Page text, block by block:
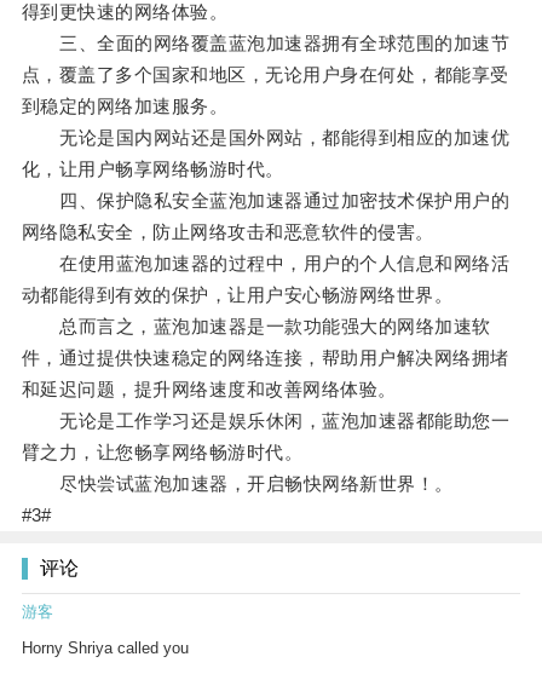
得到更快速的网络体验。
三、全面的网络覆盖蓝泡加速器拥有全球范围的加速节
点，覆盖了多个国家和地区，无论用户身在何处，都能享受
到稳定的网络加速服务。
无论是国内网站还是国外网站，都能得到相应的加速优
化，让用户畅享网络畅游时代。
四、保护隐私安全蓝泡加速器通过加密技术保护用户的
网络隐私安全，防止网络攻击和恶意软件的侵害。
在使用蓝泡加速器的过程中，用户的个人信息和网络活
动都能得到有效的保护，让用户安心畅游网络世界。
总而言之，蓝泡加速器是一款功能强大的网络加速软
件，通过提供快速稳定的网络连接，帮助用户解决网络拥堵
和延迟问题，提升网络速度和改善网络体验。
无论是工作学习还是娱乐休闲，蓝泡加速器都能助您一
臂之力，让您畅享网络畅游时代。
尽快尝试蓝泡加速器，开启畅快网络新世界！。
#3#
评论
游客
Horny Shriya called you